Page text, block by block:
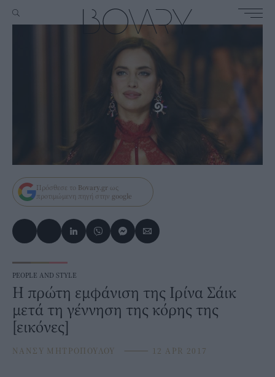
Πρόσθεσε το Bovary.gr ως
προτιμώμενη πηγή στην google
PEOPLE AND STYLE
H πρώτη εμφάνιση της Ιρίνα Σάικ
μετά τη γέννηση της κόρης της
[εικόνες]
ΝΑΝΣΥ ΜΗΤΡΟΠΟΥΛΟΥ ⸻ 12 APR 2017